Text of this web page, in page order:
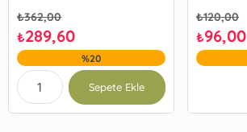
₺362,00
₺289,60
%20
Sepete Ekle
₺120,00
₺96,00